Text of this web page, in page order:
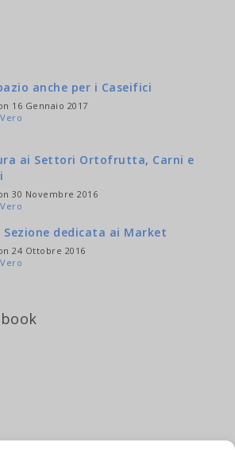
anche per i Caseifici
16 Gennaio 2017
ai Settori Ortofrutta, Carni e
30 Novembre 2016
Sezione dedicata ai Market
24 Ottobre 2016